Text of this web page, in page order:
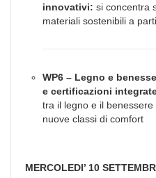
innovativi: si concentra
materiali sostenibili a
WP6 – Legno e
e certificazioni
tra il legno e il
nuove classi di comfort
MERCOLEDI’ 10